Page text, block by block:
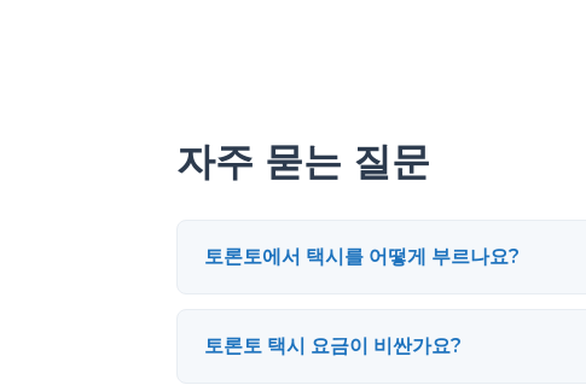
자주 묻는 질문
토론토에서 택시를 어떻게 부르나요?
토론토 택시 요금이 비싼가요?